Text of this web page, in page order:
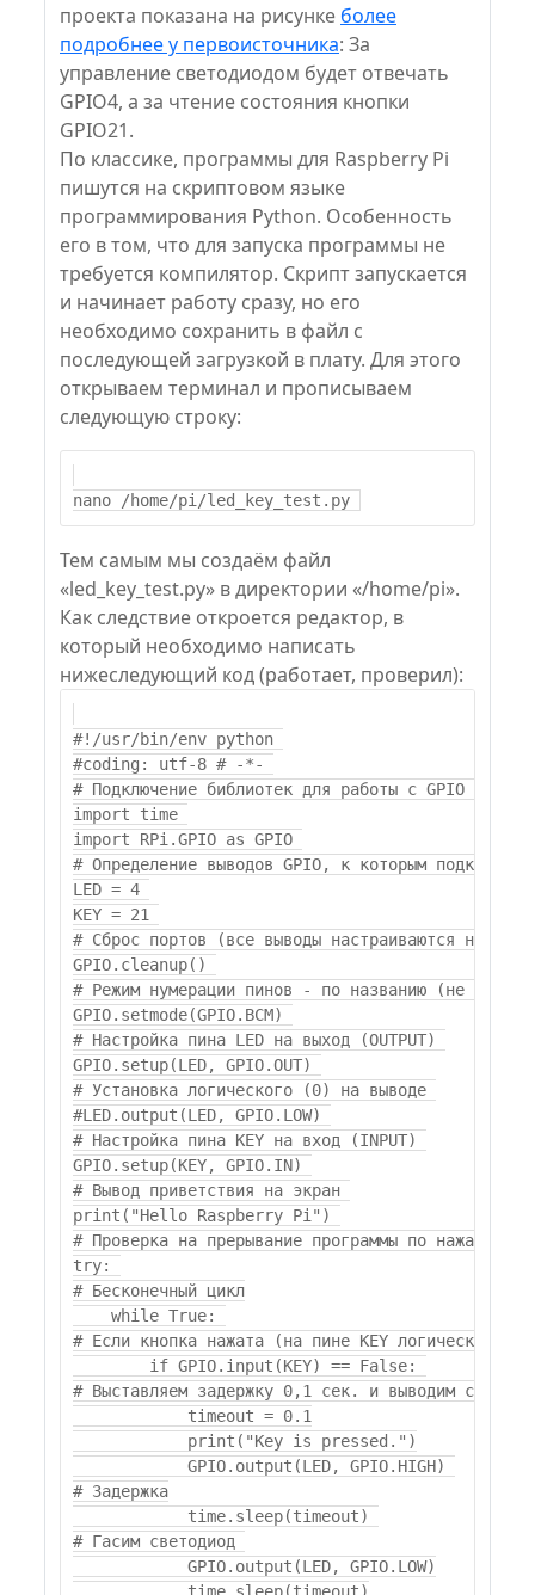
проекта показана на рисунке более
подробнее у первоисточника: За
управление светодиодом будет отвечать
GPIO4, а за чтение состояния кнопки
GPIO21.
По классике, программы для Raspberry Pi
пишутся на скриптовом языке
программирования Python. Особенность
его в том, что для запуска программы не
требуется компилятор. Скрипт запускается
и начинает работу сразу, но его
необходимо сохранить в файл с
последующей загрузкой в плату. Для этого
открываем терминал и прописываем
следующую строку:
Тем самым мы создаём файл
«led_key_test.py» в директории «/home/pi».
Как следствие откроется редактор, в
который необходимо написать
нижеследующий код (работает, проверил):
#!/usr/bin/env python
#coding: utf-8 # -*-
# Подключение библиотек для работы с GPIO и
import time
import RPi.GPIO as GPIO
# Определение выводов GPIO, к которым
LED = 4
KEY = 21
# Сброс портов (все выводы настраиваются на
GPIO.cleanup()
# Режим нумерации пинов - по названию (не по
GPIO.setmode(GPIO.BCM)
# Настройка пина LED на выход (OUTPUT)
GPIO.setup(LED, GPIO.OUT)
# Установка логического (0) на выводе
#LED.output(LED, GPIO.LOW)
# Настройка пина KEY на вход (INPUT)
GPIO.setup(KEY, GPIO.IN)
# Вывод приветствия на экран
print("Hello Raspberry Pi")
# Проверка на прерывание программы по нажатию
try:
# Бесконечный цикл
    while True:
# Если кнопка нажата (на пине KEY логический 0)
        if GPIO.input(KEY) == False:
# Выставляем задержку 0,1 сек. и выводим
            timeout = 0.1
            print("Key is pressed.")
            GPIO.output(LED, GPIO.HIGH)
# Задержка
            time.sleep(timeout)
# Гасим светодиод
            GPIO.output(LED, GPIO.LOW)